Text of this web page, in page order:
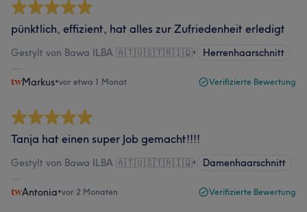
pünktlich, effizient, hat alles zur Zufriedenheit erledigt
Gestylt von Bawa ILBA 🇦🇹🇺🇸🇹🇷🇮🇶• Herrenhaarschnitt
Markus•vor etwa 1 Monat Verifizierte Bewertung
Tanja hat einen super Job gemacht!!!!
Gestylt von Bawa ILBA 🇦🇹🇺🇸🇹🇷🇮🇶• Damenhaarschnitt
Antonia•vor 2 Monaten Verifizierte Bewertung